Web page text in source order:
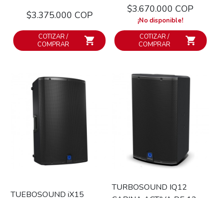
$3.375.000 COP
COTIZAR /
COMPRAR
$3.670.000 COP
¡No disponible!
COTIZAR /
COMPRAR
TUEBOSOUND iX15
TURBOSOUND IQ12